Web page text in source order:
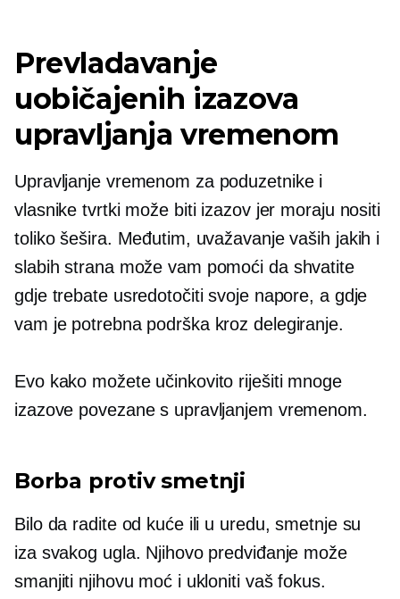
Prevladavanje
uobičajenih izazova
upravljanja vremenom
Upravljanje vremenom za poduzetnike i
vlasnike tvrtki može biti izazov jer moraju nositi
toliko šešira. Međutim, uvažavanje vaših jakih i
slabih strana može vam pomoći da shvatite
gdje trebate usredotočiti svoje napore, a gdje
vam je potrebna podrška kroz delegiranje.
Evo kako možete učinkovito riješiti mnoge
izazove povezane s upravljanjem vremenom.
Borba protiv smetnji
Bilo da radite od kuće ili u uredu, smetnje su
iza svakog ugla. Njihovo predviđanje može
smanjiti njihovu moć i ukloniti vaš fokus.